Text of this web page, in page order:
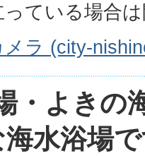
ている場合
ラ (city-
・よきの
水浴場